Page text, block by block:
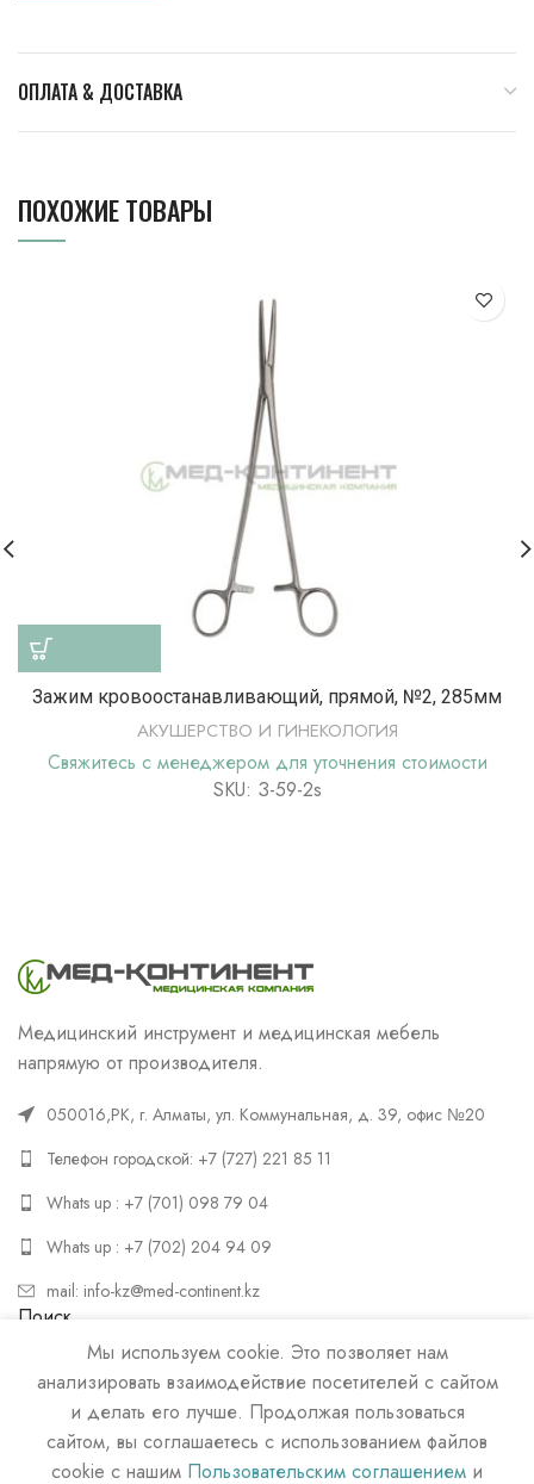
ОПЛАТА & ДОСТАВКА
ПОХОЖИЕ ТОВАРЫ
Зажим кровоостанавливающий, прямой, №2, 285мм
АКУШЕРСТВО И ГИНЕКОЛОГИЯ
Свяжитесь с менеджером для уточнения стоимости
SKU: З-59-2s
Медицинский инструмент и медицинская мебель
напрямую от производителя.
050016,РК, г. Алматы, ул. Коммунальная, д. 39, офис №20
Телефон городской: +7 (727) 221 85 11
Whats up : +7 (701) 098 79 04
Whats up : +7 (702) 204 94 09
mail: info-kz@med-continent.kz
Поиск
ПОИСК
Мы используем cookie. Это позволяет нам
анализировать взаимодействие посетителей с сайтом
и делать его лучше. Продолжая пользоваться
сайтом, вы соглашаетесь с использованием файлов
cookie с нашим Пользовательским соглашением и